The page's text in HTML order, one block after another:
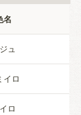
名
ュ
イロ
ロ